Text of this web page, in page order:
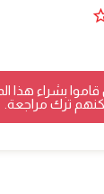
بشراء هذا
ترك مراجعة.